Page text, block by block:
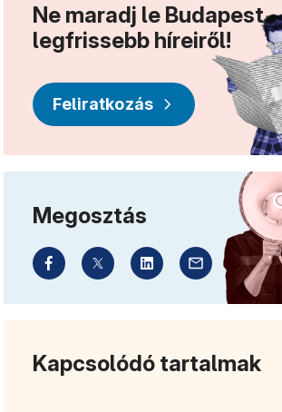
Ne maradj le Budapest
legfrissebb híreiről!
Feliratkozás
Megosztás
Kapcsolódó tartalmak